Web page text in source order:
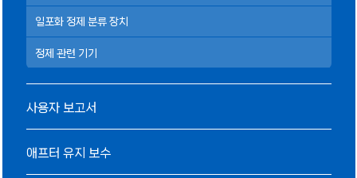
일포화 정제 분류 장치
정제 관련 기기
사용자 보고서
애프터 유지 보수